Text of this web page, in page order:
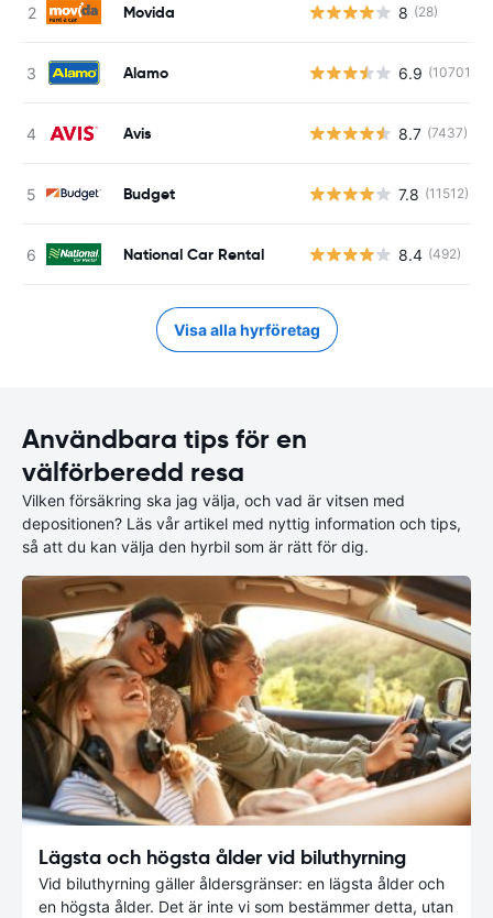
Movida 8 (28)
Alamo 6.9 (10701)
Avis 8.7 (7437)
Budget 7.8 (11512)
National Car Rental 8.4 (492)
Visa alla hyrföretag
Användbara tips för en
välförberedd resa
Vilken försäkring ska jag välja, och vad är vitsen med
depositionen? Läs vår artikel med nyttig information och tips,
så att du kan välja den hyrbil som är rätt för dig.
Lägsta och högsta ålder vid biluthyrning
Vid biluthyrning gäller åldersgränser: en lägsta ålder och
en högsta ålder. Det är inte vi som bestämmer detta, utan